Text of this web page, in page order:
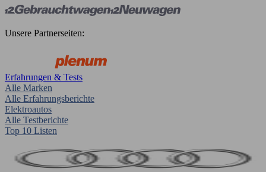
Unsere Partnerseiten:
Erfahrungen & Tests
Alle Marken
Alle Erfahrungsberichte
Elektroautos
Alle Testberichte
Top 10 Listen